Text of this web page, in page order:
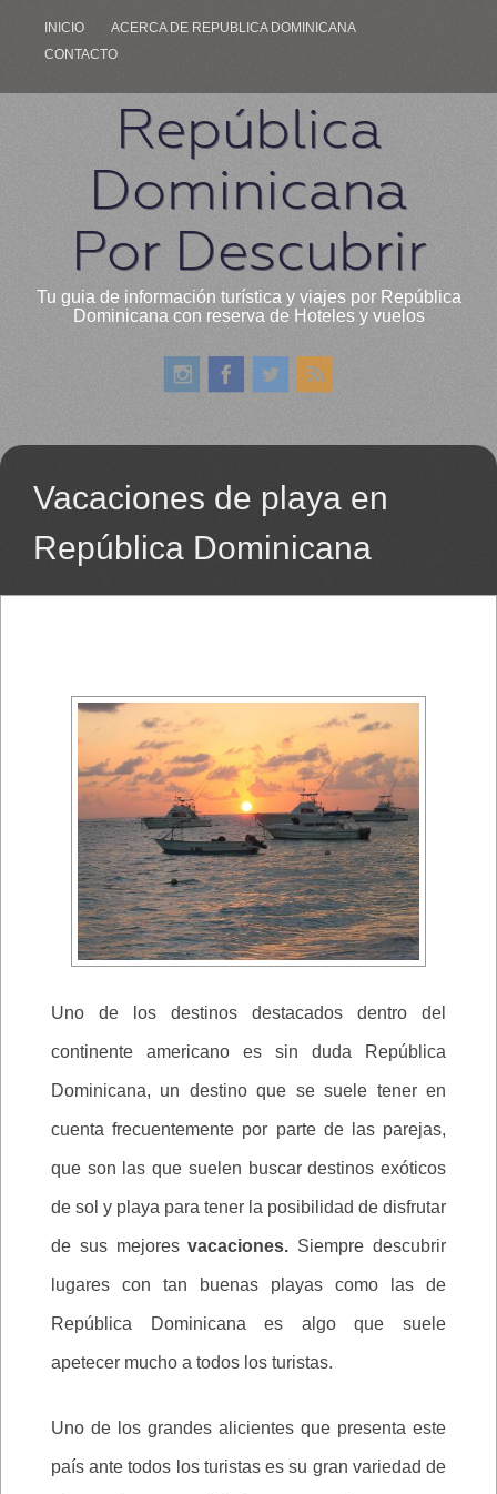
INICIO
ACERCA DE REPUBLICA DOMINICANA
CONTACTO
República
Dominicana
Por Descubrir
Tu guia de información turística y viajes por República
Dominicana con reserva de Hoteles y vuelos
Vacaciones de playa en
República Dominicana
Uno de los destinos destacados dentro del
continente americano es sin duda República
Dominicana, un destino que se suele tener en
cuenta frecuentemente por parte de las parejas,
que son las que suelen buscar destinos exóticos
de sol y playa para tener la posibilidad de disfrutar
de sus mejoresvacaciones. Siempre descubrir
lugares con tan buenas playas como las de
República Dominicana es algo que suele
apetecer mucho a todos los turistas.
Uno de los grandes alicientes que presenta este
país ante todos los turistas es su gran variedad de